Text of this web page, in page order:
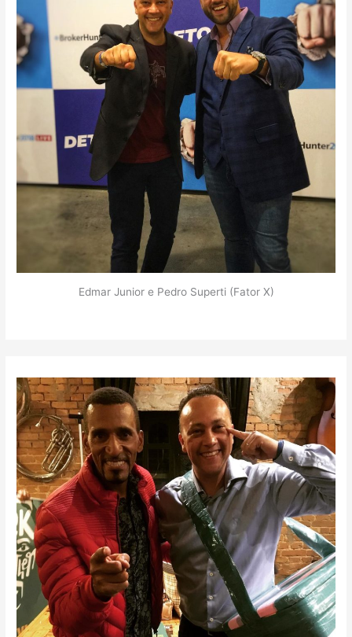
Edmar Junior e Pedro Superti (Fator X)